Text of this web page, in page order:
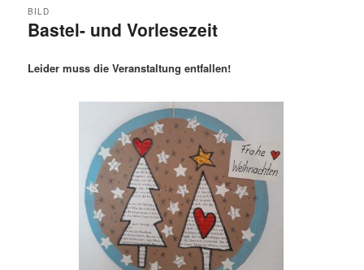
Bastel- und Vorlesezeit
BILD
Leider muss die Veranstaltung entfallen!